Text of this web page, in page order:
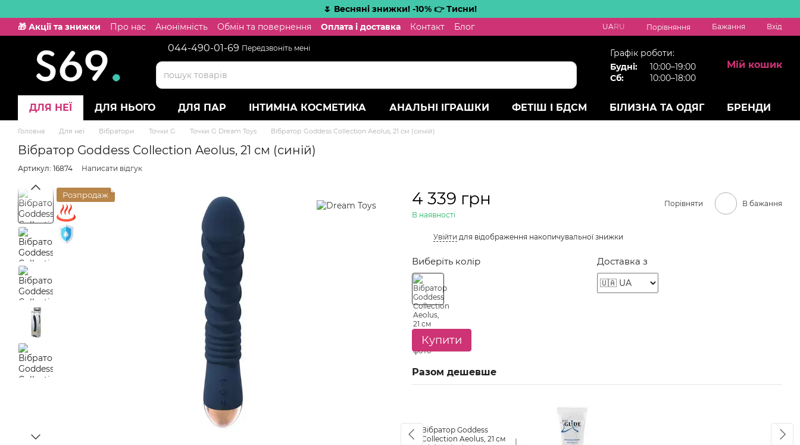
🌷 Весняні знижки! -10% 👉 Тисни!
🎁 Акції та знижки
Про нас Анонімність Обмін та повернення Оплата і доставка Контакт Блог UARU Порівняння Бажання Вхід
044-490-01-69 Передзвоніть мені
Графік роботи:
Будні:
10:00–19:00
Сб:
10:00–18:00
Мій кошик
ДЛЯ НЕЇ ДЛЯ НЬОГО ДЛЯ ПАР ІНТИМНА КОСМЕТИКА АНАЛЬНІ ІГРАШКИ ФЕТІШ І БДСМ БІЛИЗНА ТА ОДЯГ БРЕНДИ
Головна Для неї Вібратори Точки G Точки G Dream Toys Вібратор Goddess Collection Aeolus, 21 см (синій)
Вібратор Goddess Collection Aeolus, 21 см (синій)
Артикул: 16874 Написати відгук
Розпродаж 4 339 грн
В наявності
Порівняти В бажання
Увійти для відображення накопичувальної знижки
Виберіть колір Доставка з
Купити
Разом дешевше